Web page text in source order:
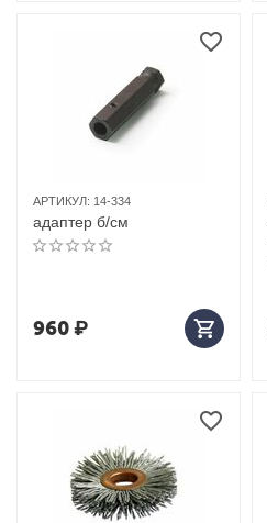
АРТИКУЛ: 14-334
адаптер б/см
960₽